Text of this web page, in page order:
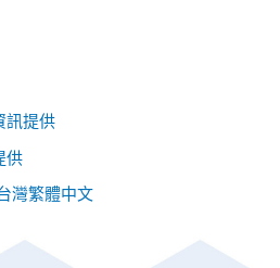
訊提供
供
灣繁體中文